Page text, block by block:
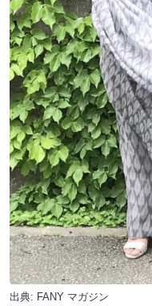
出典: FANY マガジン